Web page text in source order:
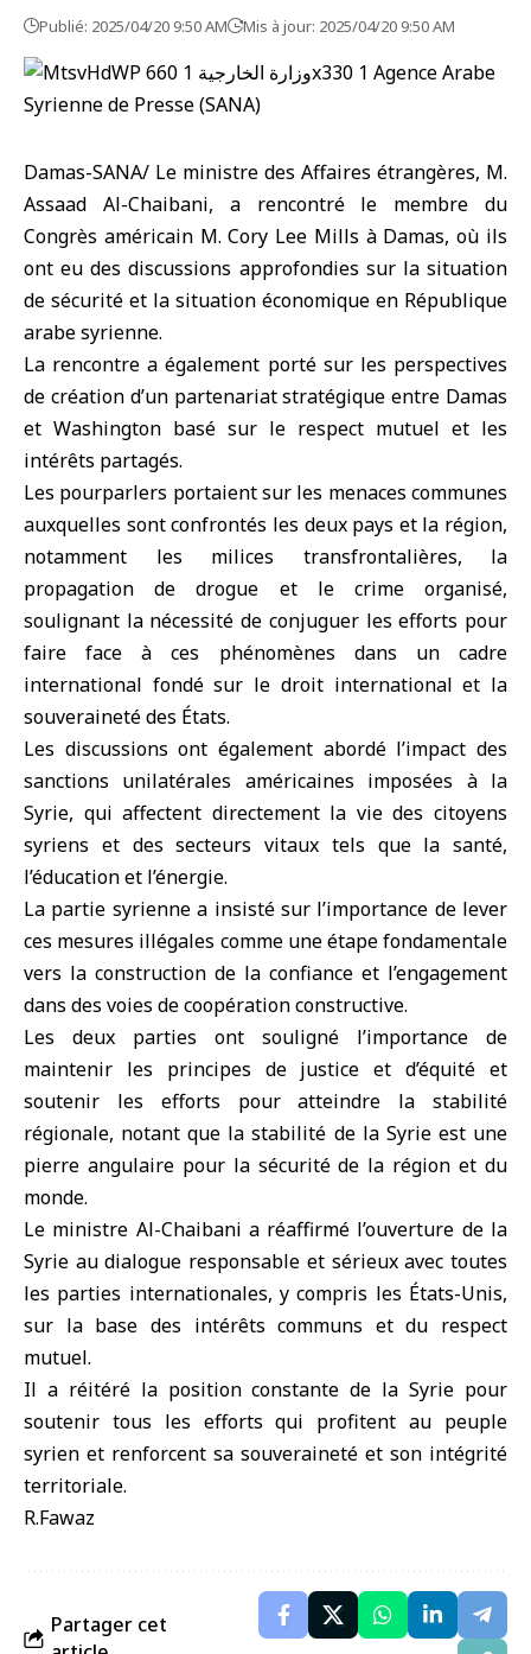
Publié: 2025/04/20 9:50 AM Mis à jour: 2025/04/20 9:50 AM
Damas-SANA/ Le ministre des Affaires étrangères, M.
Assaad Al-Chaibani, a rencontré le membre du
Congrès américain M. Cory Lee Mills à Damas, où ils
ont eu des discussions approfondies sur la situation
de sécurité et la situation économique en République
arabe syrienne.
La rencontre a également porté sur les perspectives
de création d’un partenariat stratégique entre Damas
et Washington basé sur le respect mutuel et les
intérêts partagés.
Les pourparlers portaient sur les menaces communes
auxquelles sont confrontés les deux pays et la région,
notamment les milices transfrontalières, la
propagation de drogue et le crime organisé,
soulignant la nécessité de conjuguer les efforts pour
faire face à ces phénomènes dans un cadre
international fondé sur le droit international et la
souveraineté des États.
Les discussions ont également abordé l’impact des
sanctions unilatérales américaines imposées à la
Syrie, qui affectent directement la vie des citoyens
syriens et des secteurs vitaux tels que la santé,
l’éducation et l’énergie.
La partie syrienne a insisté sur l’importance de lever
ces mesures illégales comme une étape fondamentale
vers la construction de la confiance et l’engagement
dans des voies de coopération constructive.
Les deux parties ont souligné l’importance de
maintenir les principes de justice et d’équité et
soutenir les efforts pour atteindre la stabilité
régionale, notant que la stabilité de la Syrie est une
pierre angulaire pour la sécurité de la région et du
monde.
Le ministre Al-Chaibani a réaffirmé l’ouverture de la
Syrie au dialogue responsable et sérieux avec toutes
les parties internationales, y compris les États-Unis,
sur la base des intérêts communs et du respect
mutuel.
Il a réitéré la position constante de la Syrie pour
soutenir tous les efforts qui profitent au peuple
syrien et renforcent sa souveraineté et son intégrité
territoriale.
R.Fawaz
Partager cet